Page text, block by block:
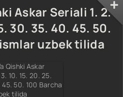
Askar Seriali 1. 2.
30. 35. 40. 45. 50.
uzbek tilida